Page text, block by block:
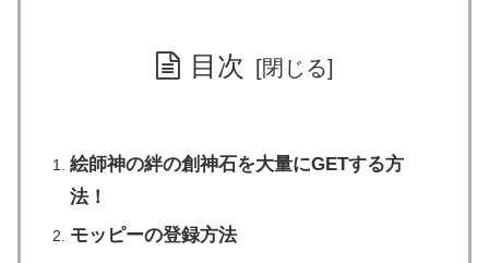
目次
絵師神の絆の創神石を大量にGETする方
法！
モッピーの登録方法